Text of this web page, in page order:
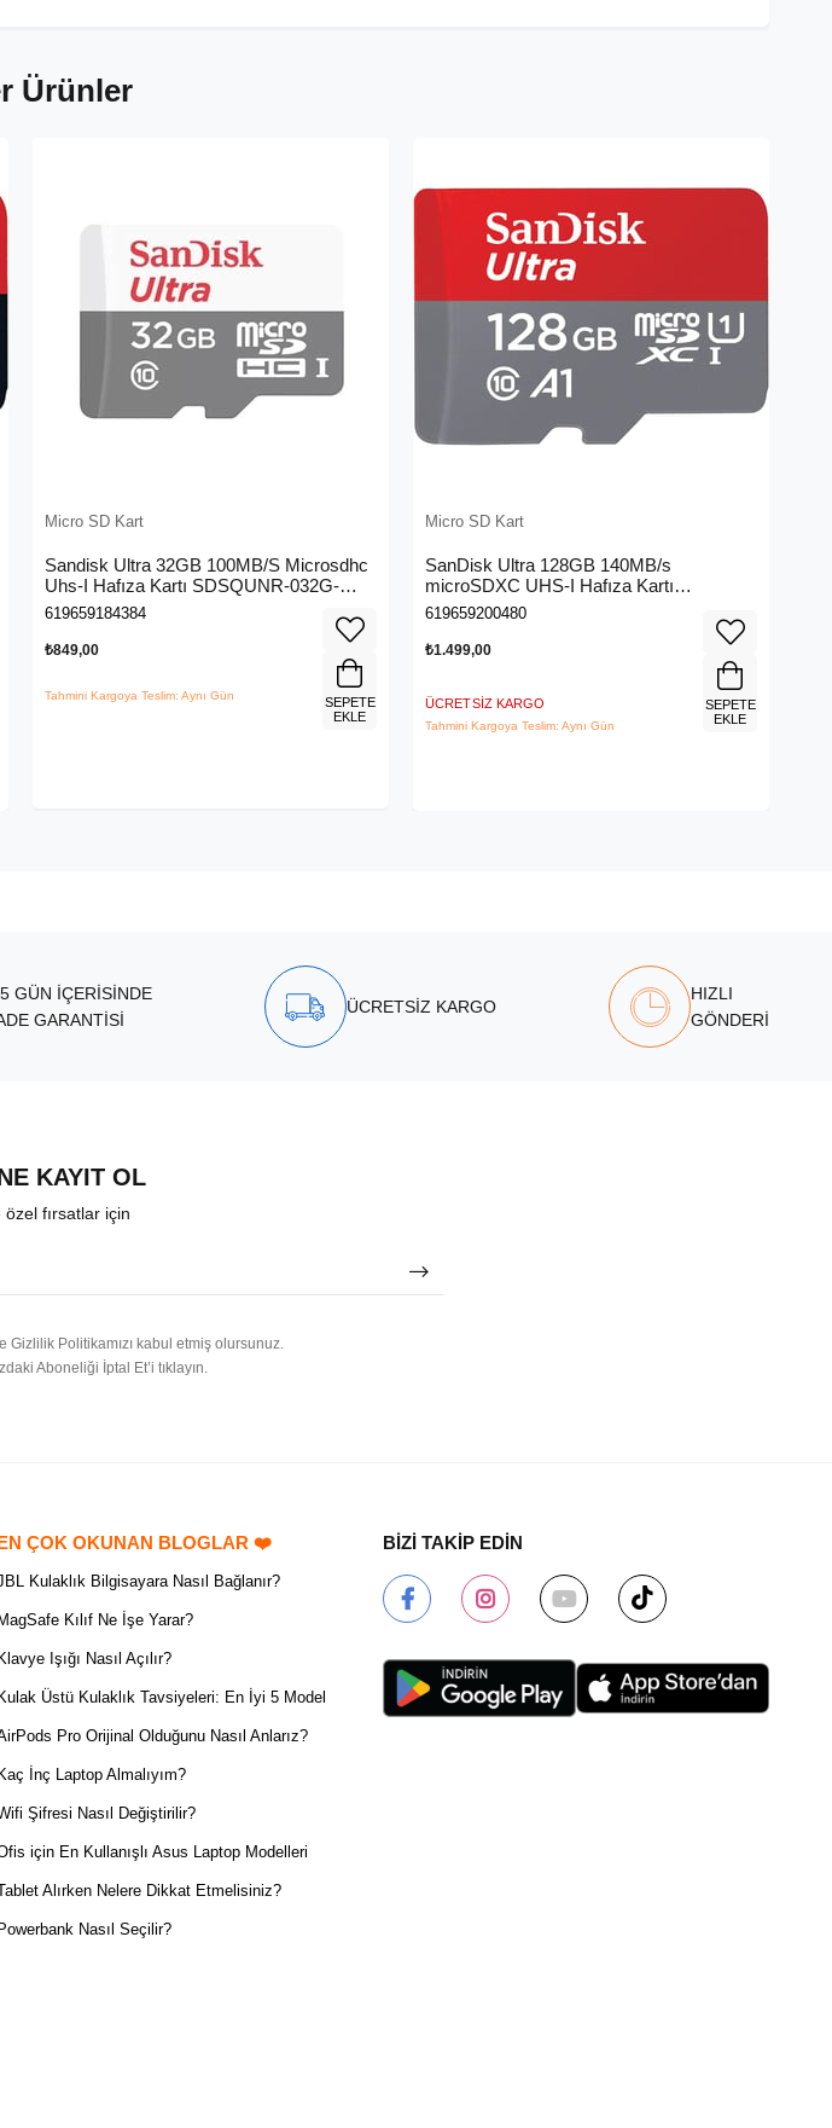
Ürünler
Micro SD Kart
Sandisk Ultra 32GB 100MB/S Microsdhc
Uhs-I Hafıza Kartı SDSQUNR-032G-
GN3MN
619659184384
₺849,00
Tahmini Kargoya Teslim: Aynı Gün
SEPETE
EKLE
Micro SD Kart
SanDisk Ultra 128GB 140MB/s
microSDXC UHS-I Hafıza Kartı
SDSQUAB-128G-GN6MN
619659200480
₺1.499,00
ÜCRETSIZ KARGO
Tahmini Kargoya Teslim: Aynı Gün
SEPETE
EKLE
GÜN İÇERİSİNDE
GARANTİSİ
ÜCRETSİZ KARGO
HIZLI
GÖNDERİ
KAYIT OL
fırsatlar için
Gizlilik Politikamızı kabul etmiş olursunuz.
Aboneliği İptal Et’i tıklayın.
ÇOK OKUNAN BLOGLAR ❤️
Kulaklık Bilgisayara Nasıl Bağlanır?
MagSafe Kılıf Ne İşe Yarar?
Klavye Işığı Nasıl Açılır?
Kulak Üstü Kulaklık Tavsiyeleri: En İyi 5 Model
Pro Orijinal Olduğunu Nasıl Anlarız?
Kaç İnç Laptop Almalıyım?
Şifresi Nasıl Değiştirilir?
için En Kullanışlı Asus Laptop Modelleri
Alırken Nelere Dikkat Etmelisiniz?
Powerbank Nasıl Seçilir?
BİZİ TAKİP EDİN